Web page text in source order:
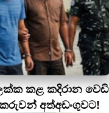
කළ කදිරාන වෙඩි
අත්අඩංගුවට!